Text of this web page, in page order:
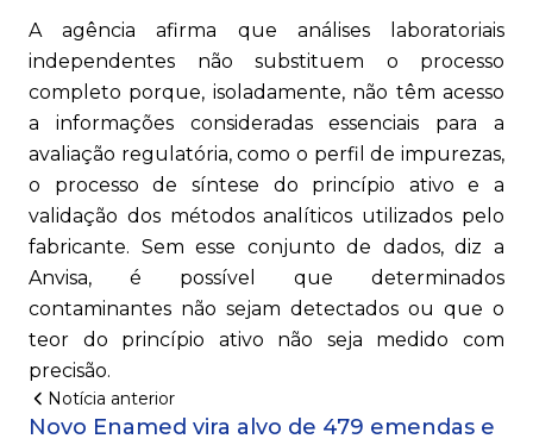
A agência afirma que análises laboratoriais
independentes não substituem o processo
completo porque, isoladamente, não têm acesso
a informações consideradas essenciais para a
avaliação regulatória, como o perfil de impurezas,
o processo de síntese do princípio ativo e a
validação dos métodos analíticos utilizados pelo
fabricante. Sem esse conjunto de dados, diz a
Anvisa, é possível que determinados
contaminantes não sejam detectados ou que o
teor do princípio ativo não seja medido com
precisão.
Notícia anterior
Novo Enamed vira alvo de 479 emendas e